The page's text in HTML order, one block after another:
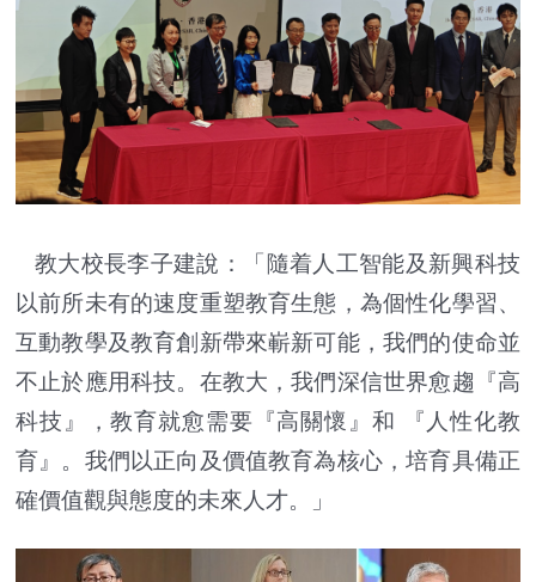
教大校長李子建說：「隨着人工智能及新興科技
以前所未有的速度重塑教育生態，為個性化學習、
互動教學及教育創新帶來嶄新可能，我們的使命並
不止於應用科技。在教大，我們深信世界愈趨『高
科技』，教育就愈需要『高關懷』和 『人性化教
育』。我們以正向及價值教育為核心，培育具備正
確價值觀與態度的未來人才。」